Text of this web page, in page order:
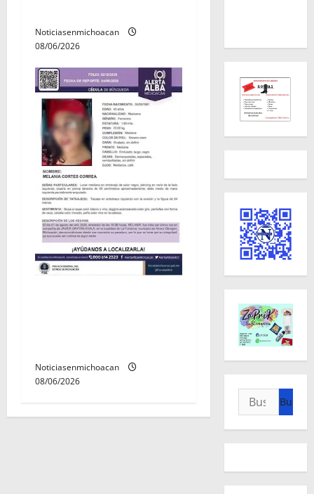
Noticiasenmichoacan
08/06/2026
Noticiasenmichoacan
08/06/2026
Buscar: